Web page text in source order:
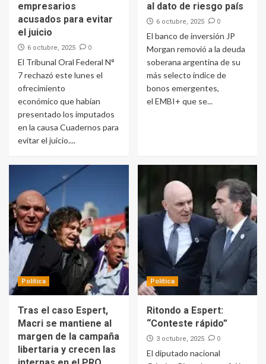
empresarios
acusados para evitar
el juicio
6 octubre, 2025 0
El Tribunal Oral Federal N°
7 rechazó este lunes el
ofrecimiento
económico que habían
presentado los imputados
en la causa Cuadernos para
evitar el juicio....
al dato de riesgo país
6 octubre, 2025 0
El banco de inversión JP
Morgan removió a la deuda
soberana argentina de su
más selecto índice de
bonos emergentes,
el EMBI+ que se...
Política
Tras el caso Espert,
Macri se mantiene al
margen de la campaña
libertaria y crecen las
Política
Ritondo a Espert:
“Conteste rápido”
3 octubre, 2025 0
El diputado nacional